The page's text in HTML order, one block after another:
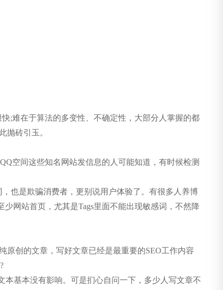
;难在于算法的多变性、不确定性，大部分人掌握的都
抛砖引玉。
空间这些知名网站发信息的人可能知道，有时候检测
也是欺骗消费者，更别说用户体验了。有很多人养博
网站首页，尤其是Tags里面不能出现敏感词，不然降
创的文章，写好文章已经是最重要的SEO工作内容
基本没有影响。可是扪心自问一下，多少人写文章不